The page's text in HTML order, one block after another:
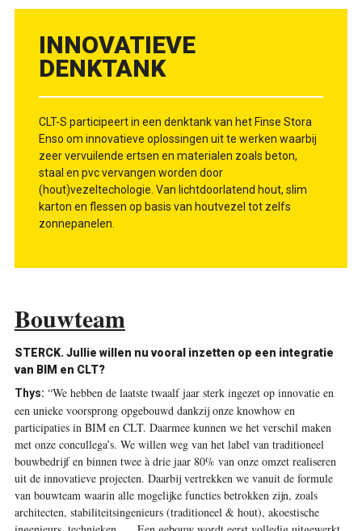
INNOVATIEVE
DENKTANK
CLT-S participeert in een denktank van het Finse Stora
Enso om innovatieve oplossingen uit te werken waarbij
zeer vervuilende ertsen en materialen zoals beton,
staal en pvc vervangen worden door
(hout)vezeltechologie. Van lichtdoorlatend hout, slim
karton en flessen op basis van houtvezel tot zelfs
zonnepanelen.
Bouwteam
STERCK. Jullie willen nu vooral inzetten op een integratie
van BIM en CLT?
Thys: “We hebben de laatste twaalf jaar sterk ingezet op innovatie en
een unieke voorsprong opgebouwd dankzij onze knowhow en
participaties in BIM en CLT. Daarmee kunnen we het verschil maken
met onze concullega’s. We willen weg van het label van traditioneel
bouwbedrijf en binnen twee à drie jaar 80% van onze omzet realiseren
uit de innovatieve projecten. Daarbij vertrekken we vanuit de formule
van bouwteam waarin alle mogelijke functies betrokken zijn, zoals
architecten, stabiliteitsingenieurs (traditioneel & hout), akoestische